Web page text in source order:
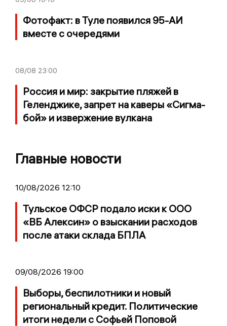
Фотофакт: в Туле появился 95-АИ
вместе с очередями
08/08 23:00
Россия и мир: закрытие пляжей в
Геленджике, запрет на каверы «Сигма-
бой» и извержение вулкана
Главные новости
10/08/2026 12:10
Тульское ОФСР подало иски к ООО
«ВБ Алексин» о взыскании расходов
после атаки склада БПЛА
09/08/2026 19:00
Выборы, беспилотники и новый
региональный кредит. Политические
итоги недели с Софьей Поповой